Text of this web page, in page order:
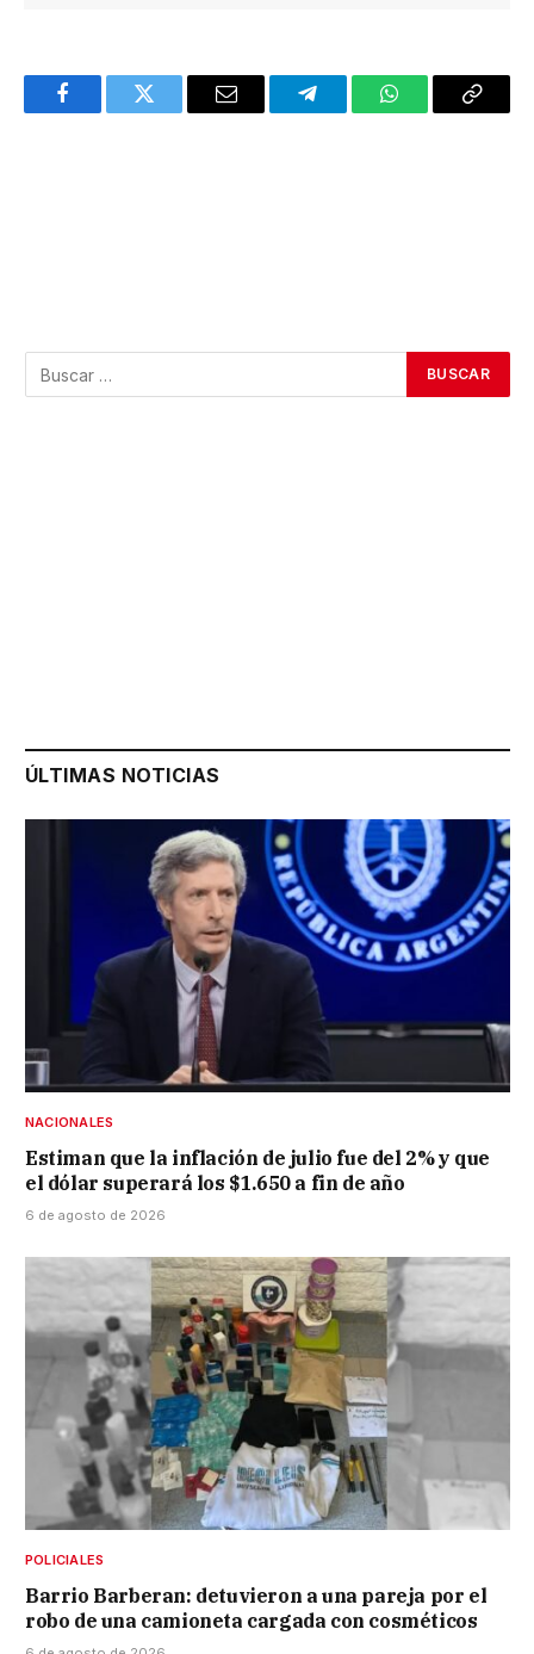
FacebookTwitter Email TelegramWhatsAppCopy
ÚLTIMAS NOTICIAS
NACIONALES
Estiman que la inflación de julio fue del 2% y que
el dólar superará los $1.650 a fin de año
6 de agosto de 2026
POLICIALES
Barrio Barberan: detuvieron a una pareja por el
robo de una camioneta cargada con cosméticos